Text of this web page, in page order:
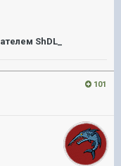
ShDL_
101